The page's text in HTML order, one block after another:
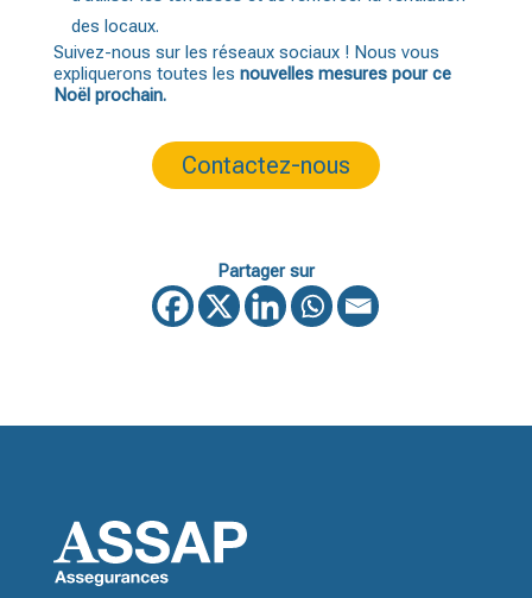
des locaux.
Suivez-nous sur les réseaux sociaux ! Nous vous
expliquerons toutes les nouvelles mesures pour ce
Noël prochain.
Contactez-nous
Partager sur